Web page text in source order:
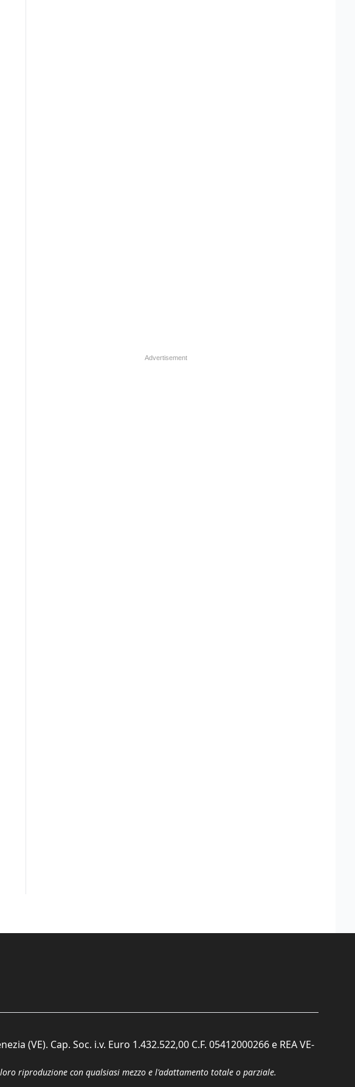
(VE). Cap. Soc. i.v. Euro 1.432.522,00 C.F. 05412000266 e REA VE-
riproduzione con qualsiasi mezzo e l'adattamento totale o parziale.